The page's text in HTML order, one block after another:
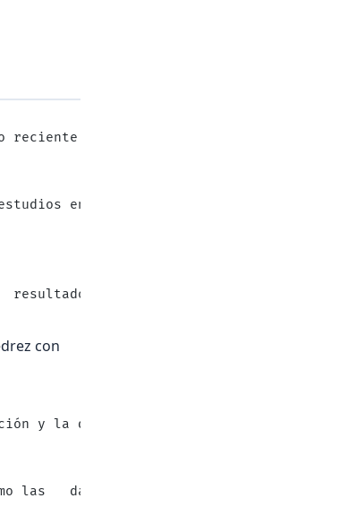
reciente, ya que sufre de varias
en el campo.      Los resultados
como una indicación
con
y la diversión inducidas por
las   damas o los deportes- el